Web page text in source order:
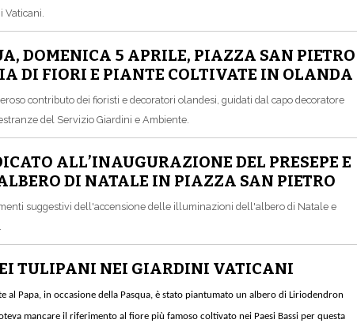
DOMENICA 5 APRILE, PIAZZA SAN PIETRO
DI FIORI E PIANTE COLTIVATE IN OLANDA
contributo dei fioristi e decoratori olandesi, guidati dal capo decoratore
del Servizio Giardini e Ambiente.
ALL’INAUGURAZIONE DEL PRESEPE E
DI NATALE IN PIAZZA SAN PIETRO
suggestivi dell'accensione delle illuminazioni dell'albero di Natale e
TULIPANI NEI GIARDINI VATICANI
al Papa, in occasione della Pasqua, è stato piantumato un albero di Liriodendron
mancare il riferimento al fiore più famoso coltivato nei Paesi Bassi per questa